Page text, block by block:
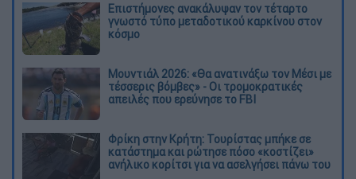
Επιστήμονες ανακάλυψαν τον τέταρτο
γνωστό τύπο μεταδοτικού καρκίνου στον
κόσμο
Μουντιάλ 2026: «Θα ανατινάξω τον Μέσι με
τέσσερις βόμβες» - Οι τρομοκρατικές
απειλές που ερεύνησε το FBI
Φρίκη στην Κρήτη: Τουρίστας μπήκε σε
κατάστημα και ρώτησε πόσο «κοστίζει»
ανήλικο κορίτσι για να ασελγήσει πάνω του